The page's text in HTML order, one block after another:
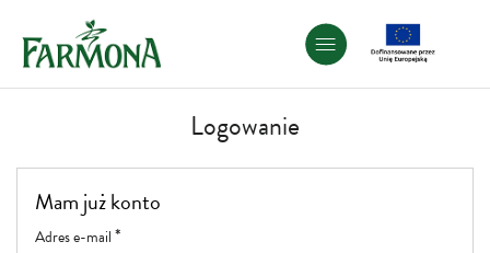
treści
Logowanie
Mam już konto
Adres e-mail